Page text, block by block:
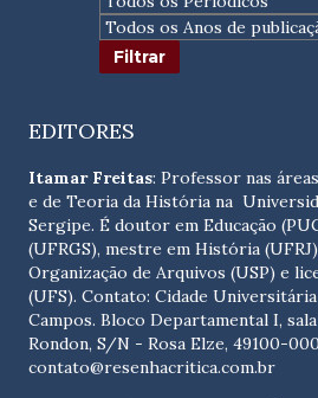
EDITORES
Itamar Freitas: Professor nas
e de Teoria da História na
Sergipe. É doutor em Educação
(UFRGS), mestre em História
Organização de Arquivos (USP) e
(UFS). Contato: Cidade
Campos. Bloco Departamental I,
Rondon, S/N - Rosa Elze, 49100-
contato@resenhacritica.com.br